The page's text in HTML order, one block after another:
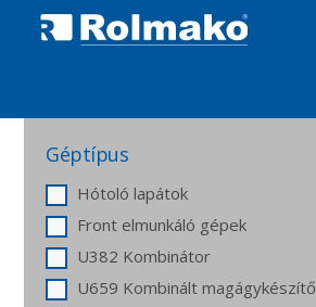
Géptípus
Hótoló lapátok
Front elmunkáló gépek
U382 Kombinátor
U659 Kombinált magágykészítő